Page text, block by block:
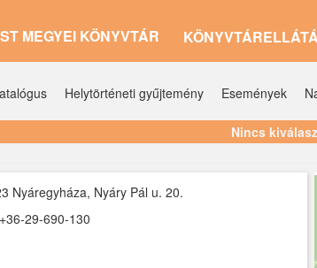
MEGYEI KÖNYVTÁR
Helytörténeti gyűjtemény Események
Nincs
Nyáregyháza, Nyáry Pál u. 20.
29-690-130